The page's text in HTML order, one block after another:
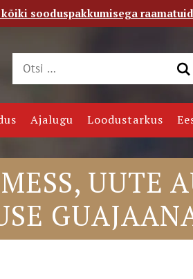
Ajalugu Loodustarkus
UUTE
sooduspakkumisega